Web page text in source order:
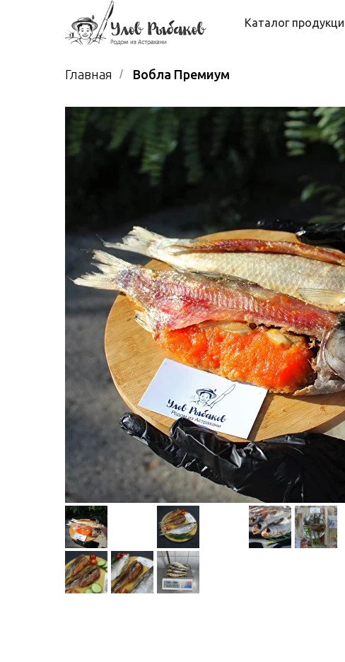
Каталог
Главная / Вобла Премиум